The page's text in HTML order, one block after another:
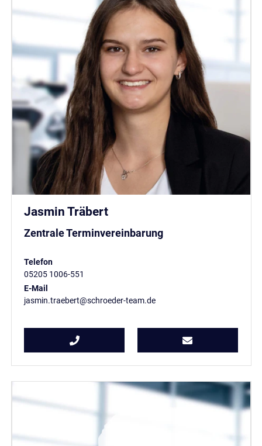
Jasmin Träbert
Zentrale Terminvereinbarung
Telefon
05205 1006-551
E-Mail
jasmin.traebert@schroeder-team.de